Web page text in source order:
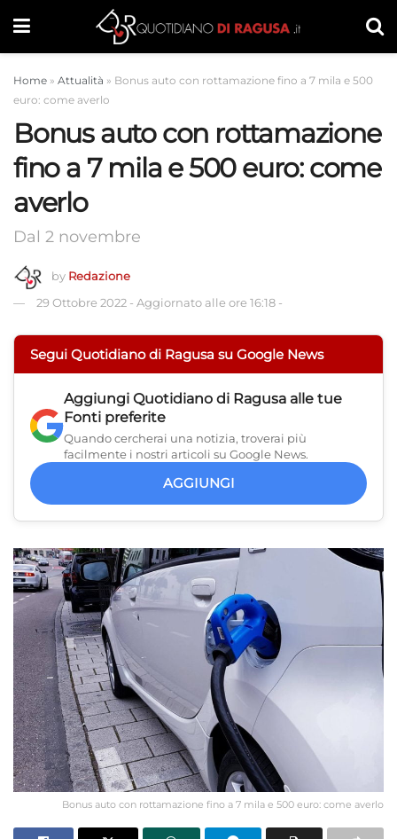
Home » Attualità » Bonus auto con rottamazione fino a 7 mila e 500
euro: come averlo
Bonus auto con rottamazione
fino a 7 mila e 500 euro: come
averlo
Dal 2 novembre
by Redazione
29 Ottobre 2022 - Aggiornato alle ore 16:18 -
Segui Quotidiano di Ragusa su Google News
Aggiungi Quotidiano di Ragusa alle tue
Fonti preferite
Quando cercherai una notizia, troverai più
facilmente i nostri articoli su Google News.
AGGIUNGI
Bonus auto con rottamazione fino a 7 mila e 500 euro: come averlo